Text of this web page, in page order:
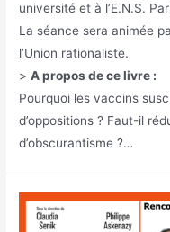
université et à l’E.N.S.
La séance sera animée
l’Union rationaliste.
>A propos de ce livre :
Pourquoi les vaccins
d’oppositions ? Faut-il
d’obscurantisme ?…